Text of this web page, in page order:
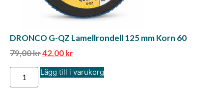
DRONCO G-QZ Lamellrondell 125 mm Korn 60
79,00kr42,00kr
Lägg till i varukorg